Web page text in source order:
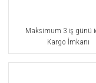
Maksimum 3 iş günü
Kargo İmkanı